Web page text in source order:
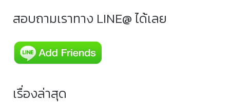
สอบถามเราทาง LINE@ ได้เลย
เรื่องล่าสุด